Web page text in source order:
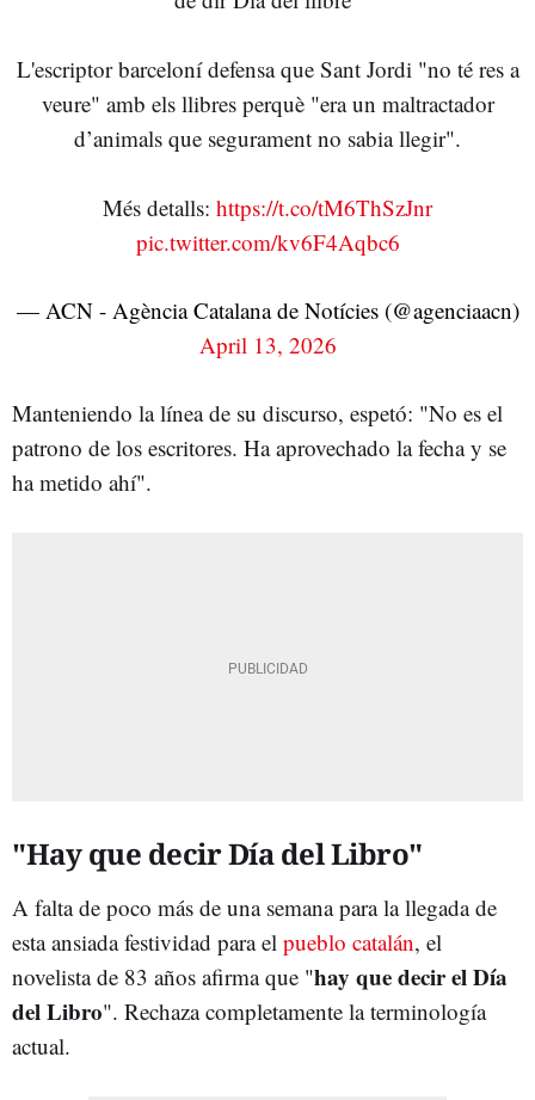
L'escriptor barceloní defensa que Sant Jordi "no té res a
veure" amb els llibres perquè "era un maltractador
d’animals que segurament no sabia llegir".
Més detalls: https://t.co/tM6ThSzJnr
pic.twitter.com/kv6F4Aqbc6
— ACN - Agència Catalana de Notícies (@agenciaacn)
April 13, 2026
Manteniendo la línea de su discurso, espetó: "No es el
patrono de los escritores. Ha aprovechado la fecha y se
ha metido ahí".
"Hay que decir Día del Libro"
A falta de poco más de una semana para la llegada de
esta ansiada festividad para el pueblo catalán, el
novelista de 83 años afirma que "hay que decir el Día
del Libro". Rechaza completamente la terminología
actual.